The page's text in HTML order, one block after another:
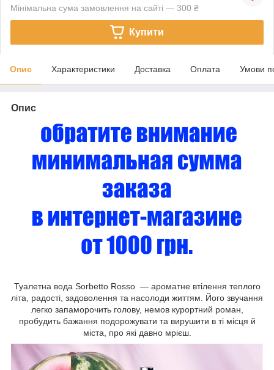
Мінімальна сума замовлення на сайті — 300 ₴
Купити
Опис Характеристики Доставка Оплата Умови
Опис
Туалетна вода Sorbetto Rosso — ароматне втілення теплого
літа, радості, задоволення та насолоди життям. Його звучання
легко запаморочить голову, немов курортний роман,
пробудить бажання подорожувати та вирушити в ті місця й
міста, про які давно мрієш.